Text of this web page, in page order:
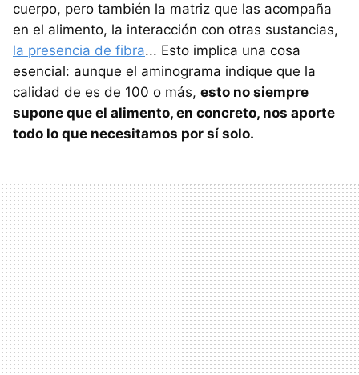
cuerpo, pero también la matriz que las acompaña
en el alimento, la interacción con otras sustancias,
la presencia de fibra... Esto implica una cosa
esencial: aunque el aminograma indique que la
calidad de es de 100 o más, esto no siempre
supone que el alimento, en concreto, nos aporte
todo lo que necesitamos por sí solo.